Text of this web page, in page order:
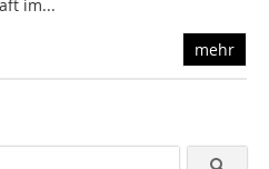
im...
mehr